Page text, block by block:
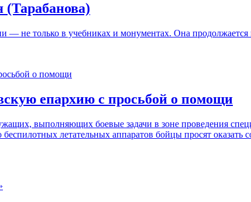
(Тарабанова)
— не только в учебниках и монументах. Она
епархию с просьбой о помощи
выполняющих боевые задачи в зоне проведения
летательных аппаратов бойцы просят